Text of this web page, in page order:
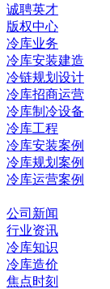
诚聘英才
版权中心
冷库业务
冷库安装建造
冷链规划设计
冷库招商运营
冷库制冷设备
冷库工程
冷库安装案例
冷库规划案例
冷库运营案例
公司新闻
行业资讯
冷库知识
冷库造价
焦点时刻